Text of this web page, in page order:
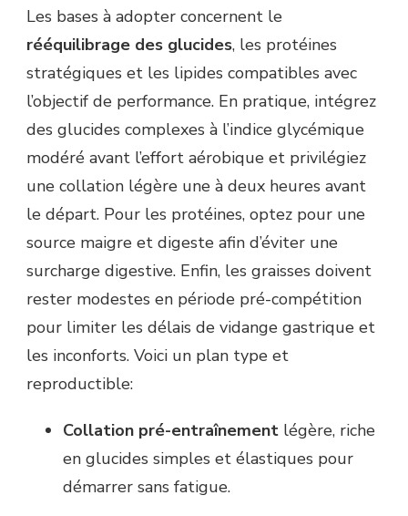
Les bases à adopter concernent le
rééquilibrage des glucides, les protéines
stratégiques et les lipides compatibles avec
l’objectif de performance. En pratique, intégrez
des glucides complexes à l’indice glycémique
modéré avant l’effort aérobique et privilégiez
une collation légère une à deux heures avant
le départ. Pour les protéines, optez pour une
source maigre et digeste afin d’éviter une
surcharge digestive. Enfin, les graisses doivent
rester modestes en période pré-compétition
pour limiter les délais de vidange gastrique et
les inconforts. Voici un plan type et
reproductible:
Collation pré-entraînement légère, riche
en glucides simples et élastiques pour
démarrer sans fatigue.